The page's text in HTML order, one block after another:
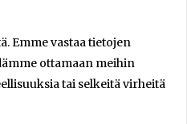
Emme vastaa tietojen
ottamaan meihin
tai selkeitä virheitä